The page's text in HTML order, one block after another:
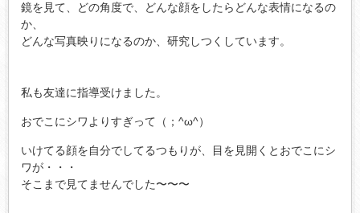
鏡を見て、どの角度で、どんな顔をしたらどんな表情になるの
か、
どんな写真映りになるのか、研究しつくしています。
私も友達に指導受けました。
おでこにシワよりすぎって（；^ω^）
いけてる顔を自分でしてるつもりが、目を見開くとおでこにシ
ワが・・・
そこまで見てませんでした〜〜〜